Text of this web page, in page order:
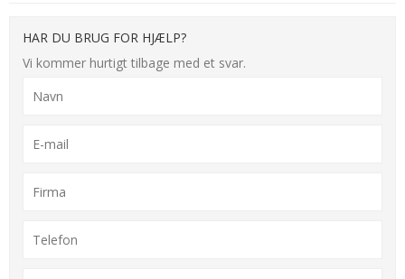
HAR DU BRUG FOR HJÆLP?
Vi kommer hurtigt tilbage med et svar.